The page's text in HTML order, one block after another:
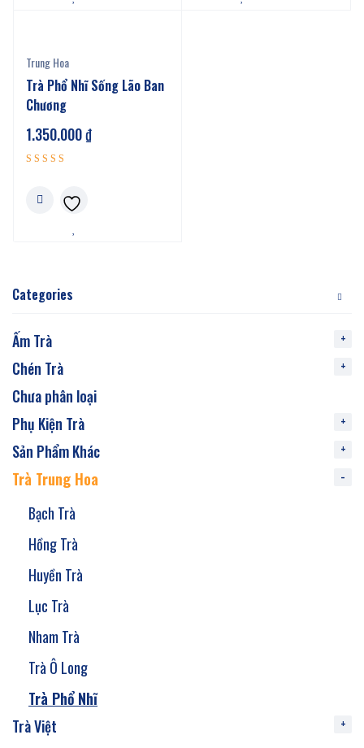
Categories
Ấm Trà
Chén Trà
Chưa phân loại
Phụ Kiện Trà
Sản Phẩm Khác
Trà Trung Hoa
Bạch Trà
Hồng Trà
Huyền Trà
Lục Trà
Nham Trà
Trà Ô Long
Trà Phổ Nhĩ
Trà Việt
Trung Hoa
Trà Phổ Nhĩ Sống Lão Ban
Chương
1.350.000₫
hạng
5.00
5 sao